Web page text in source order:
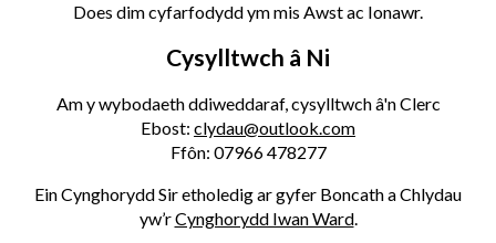
Does dim cyfarfodydd ym mis Awst ac Ionawr.
Cysylltwch â Ni
Am y wybodaeth ddiweddaraf, cysylltwch â'n Clerc
Ebost: clydau@outlook.com
Ffôn: 07966 478277
Ein Cynghorydd Sir etholedig ar gyfer Boncath a Chlydau
yw’rCynghorydd Iwan Ward.